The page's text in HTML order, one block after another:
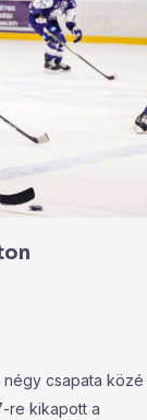
négy csapata közé
re kikapott a